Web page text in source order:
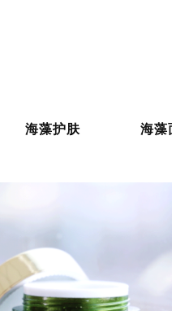
海藻护肤 海藻